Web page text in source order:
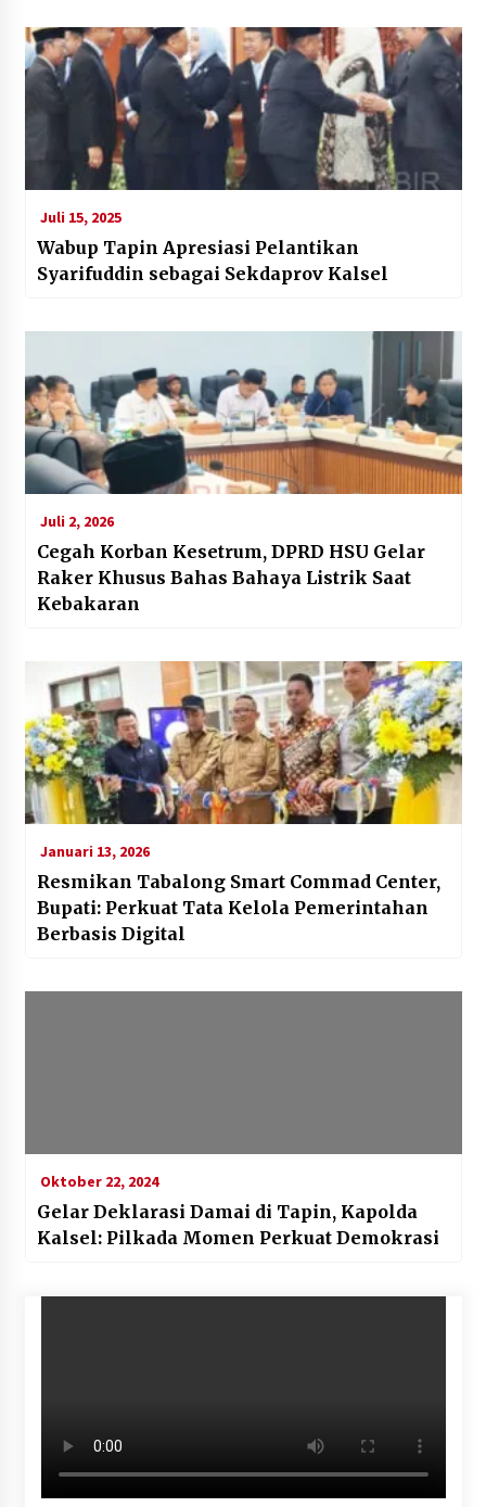
Juli 15, 2025
Wabup Tapin Apresiasi Pelantikan
Syarifuddin sebagai Sekdaprov Kalsel
Juli 2, 2026
Cegah Korban Kesetrum, DPRD HSU Gelar
Raker Khusus Bahas Bahaya Listrik Saat
Kebakaran
Januari 13, 2026
Resmikan Tabalong Smart Commad Center,
Bupati: Perkuat Tata Kelola Pemerintahan
Berbasis Digital
Oktober 22, 2024
Gelar Deklarasi Damai di Tapin, Kapolda
Kalsel: Pilkada Momen Perkuat Demokrasi